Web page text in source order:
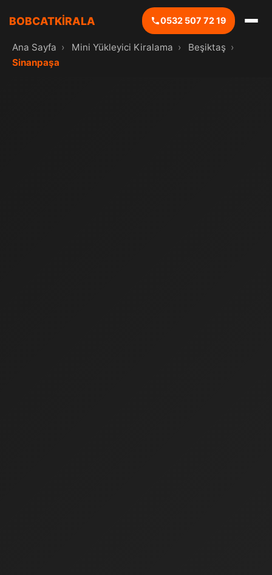
BOBCATKİRALA 0532 507 72 19
Ana Sayfa › Mini Yükleyici Kiralama › Beşiktaş ›
Sinanpaşa